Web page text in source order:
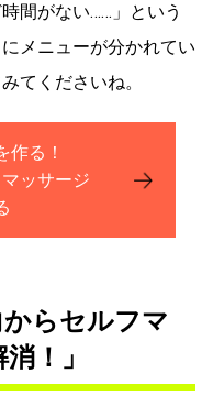
間がない……」という
メニューが分かれてい
てくださいね。
作る！
ッサージ
らセルフマ
！」